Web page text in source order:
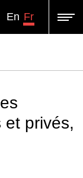
En Fr
et privés,